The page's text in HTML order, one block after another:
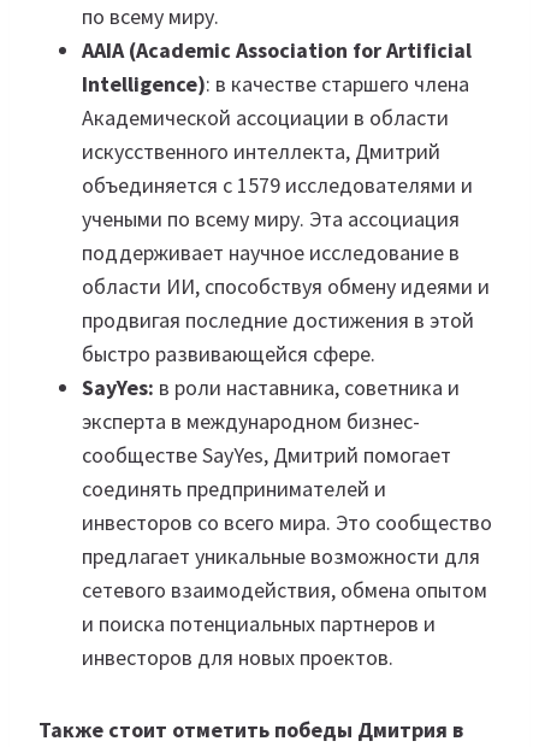
по всему миру.
AAIA (Academic Association for Artificial
Intelligence): в качестве старшего члена
Академической ассоциации в области
искусственного интеллекта, Дмитрий
объединяется с 1579 исследователями и
учеными по всему миру. Эта ассоциация
поддерживает научное исследование в
области ИИ, способствуя обмену идеями и
продвигая последние достижения в этой
быстро развивающейся сфере.
SayYes: в роли наставника, советника и
эксперта в международном бизнес-
сообществе SayYes, Дмитрий помогает
соединять предпринимателей и
инвесторов со всего мира. Это сообщество
предлагает уникальные возможности для
сетевого взаимодействия, обмена опытом
и поиска потенциальных партнеров и
инвесторов для новых проектов.
Также стоит отметить победы Дмитрия в